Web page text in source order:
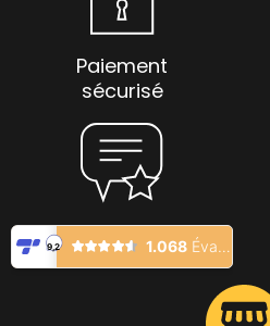
Paiement
sécurisé